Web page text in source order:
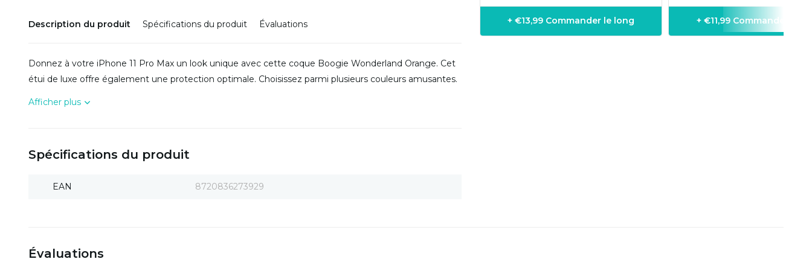
Description du produit Spécifications du produit Évaluations
Donnez à votre iPhone 11 Pro Max un look unique avec cette coque Boogie Wonderland Orange. Cet
étui de luxe offre également une protection optimale. Choisissez parmi plusieurs couleurs amusantes.
Afficher plus
Spécifications du produit
EAN 8720836273929
+ €13,99 Commander le long + €11,99 Commander le
Évaluations